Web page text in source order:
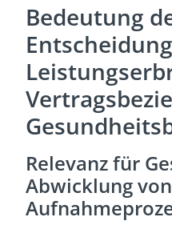
Bedeutung
Relevanz für
Abwicklung von